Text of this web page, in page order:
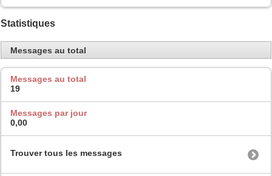
Statistiques
Messages au total
Messages au total
19
Messages par jour
0,00
Trouver tous les messages